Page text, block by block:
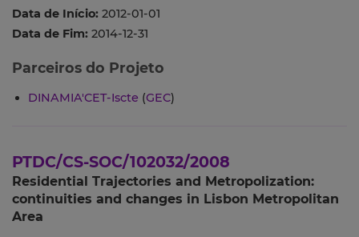
Data de Início: 2012-01-01
Data de Fim: 2014-12-31
Parceiros do Projeto
DINAMIA'CET-Iscte (GEC)
PTDC/CS-SOC/102032/2008
Residential Trajectories and Metropolization:
continuities and changes in Lisbon Metropolitan
Area